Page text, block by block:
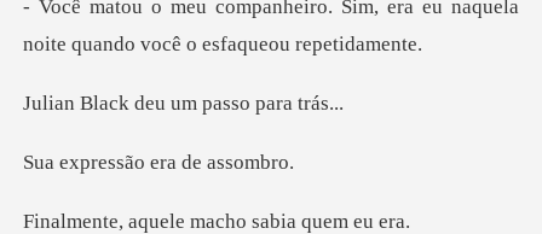
Sim, era eu naquela
noite quand
deu um passo
ssão era d
uele macho sabi